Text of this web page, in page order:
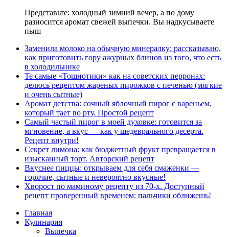
Представьте: холодный зимний вечер, а по дому
разносится аромат свежей выпечки. Вы надкусываете
пыш
Заменила молоко на обычную минералку: рассказываю,
как приготовить гору ажурных блинов из того, что есть
в холодильнике
Те самые «Тошнотики» как на советских перронах:
делюсь рецептом жареных пирожков с печенью (мягкие
и очень сытные)
Аромат детства: сочный яблочный пирог с вареньем,
который тает во рту. Простой рецепт
Самый частый пирог в моей духовке: готовится за
мгновение, а вкус — как у шедеврального десерта.
Рецепт внутри!
Секрет лимона: как бюджетный фрукт превращается в
изысканный торт. Авторский рецепт
Вкуснее пиццы: открываем для себя смаженки —
горячие, сытные и невероятно вкусные!
Хворост по маминому рецепту из 70-х. Доступный
рецепт проверенный временем: пальчики оближешь!
Главная
Кулинария
Выпечка